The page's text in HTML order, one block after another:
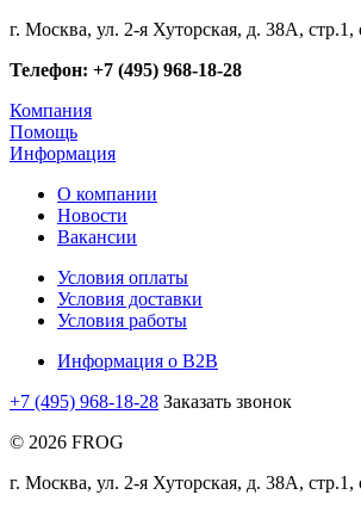
г. Москва, ул. 2-я Хуторская, д. 38А, стр.1,
Телефон: +7 (495) 968-18-28
Компания
Помощь
Информация
О компании
Новости
Вакансии
Условия оплаты
Условия доставки
Условия работы
Информация о B2B
+7 (495) 968-18-28 Заказать звонок
© 2026 FROG
г. Москва, ул. 2-я Хуторская, д. 38А, стр.1,